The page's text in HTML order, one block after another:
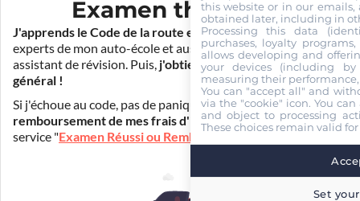
Examen théorique
J'apprends le Code de la route en ligne. Je suis aidé par les
experts de mon auto-école et aussi par Mister Codes, mon
assistant de révision. Puis, j'obtiens l'examen théorique
général !
Si j'échoue au code, pas de panique ! Je peux bénéficier du
remboursement de mes frais d'inscription(30€) grâce au
service "Examen Réussi ou Remboursé
this website or in our emails,
obtained later, including in
Processing this data
purchases, loyalty
allows developing and
your devices (including
measuring their
You can "accept all" and
via the "cookie" icon. You
and object to processing
These choices remain valid
Set